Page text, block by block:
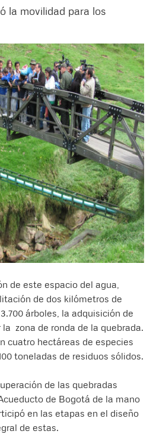
la movilidad para los
de este espacio del agua,
de dos kilómetros de
árboles, la adquisición de
zona de ronda de la quebrada.
cuatro hectáreas de especies
toneladas de residuos sólidos.
de las quebradas
de Bogotá de la mano
en las etapas en el diseño
de estas.